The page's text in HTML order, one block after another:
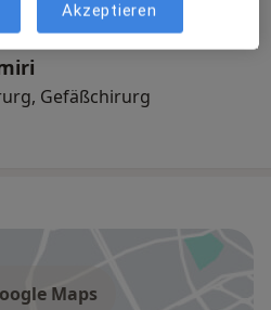
Gefäßchirurg
Maps
Akzeptieren